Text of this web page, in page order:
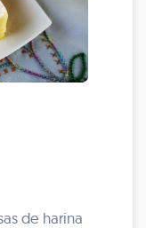
de harina